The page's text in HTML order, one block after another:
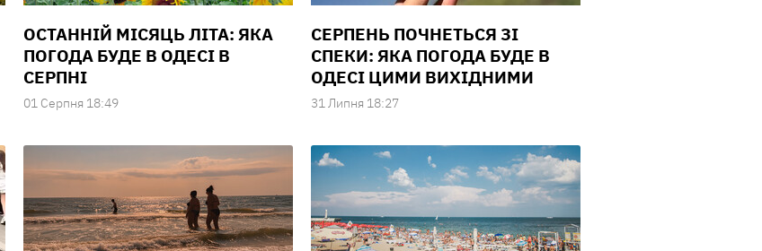
ОСТАННІЙ МІСЯЦЬ ЛІТА: ЯКА
ПОГОДА БУДЕ В ОДЕСІ В
СЕРПНІ
01 Серпня 18:49
СЕРПЕНЬ ПОЧНЕТЬСЯ ЗІ
СПЕКИ: ЯКА ПОГОДА БУДЕ В
ОДЕСІ ЦИМИ ВИХІДНИМИ
31 Липня 18:27